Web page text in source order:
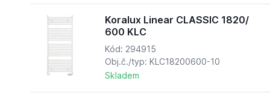
Koralux Linear CLASSIC 1820/
600 KLC
Kód: 294915
Obj.č./typ: KLC18200600-10
Skladem